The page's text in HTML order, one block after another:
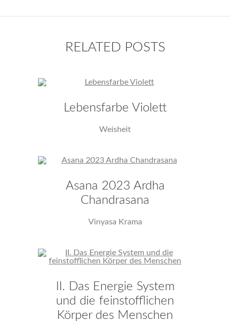
RELATED POSTS
Lebensfarbe Violett
Weisheit
Asana 2023 Ardha
Chandrasana
Vinyasa Krama
II. Das Energie System
und die feinstofflichen
Körper des Menschen